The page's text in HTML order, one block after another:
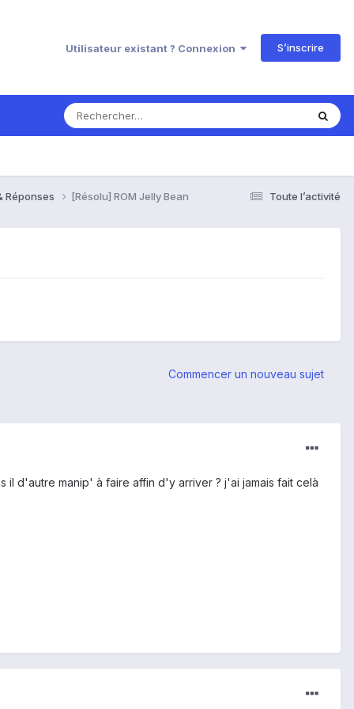
Utilisateur existant ? Connexion S’inscrire
Toute l’activité
Réponses [Résolu] ROM Jelly Bean
Commencer un nouveau sujet
il d'autre manip' à faire affin d'y arriver ? j'ai jamais fait celà